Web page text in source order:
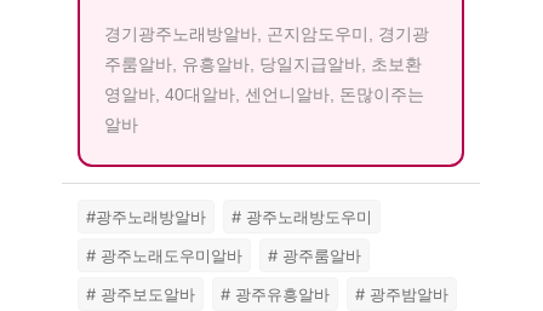
경기광주노래방알바, 곤지암도우미, 경기광
주룸알바, 유흥알바, 당일지급알바, 초보환
영알바, 40대알바, 센언니알바, 돈많이주는
알바
#광주노래방알바
# 광주노래방도우미
# 광주노래도우미알바
# 광주룸알바
# 광주보도알바
# 광주유흥알바
# 광주밤알바